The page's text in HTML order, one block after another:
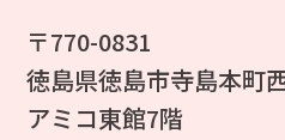
〒770-0831
徳島県徳島市寺島本町
アミコ東館7階